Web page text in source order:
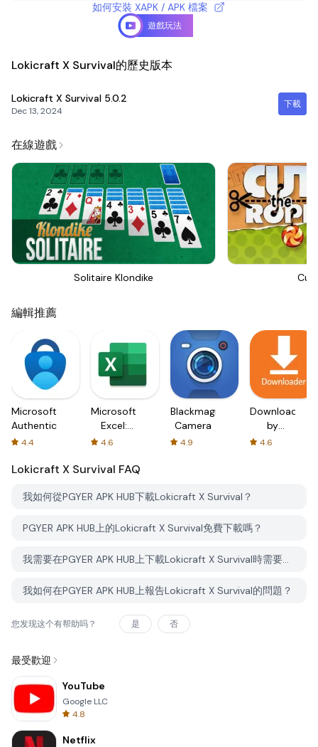
如何安裝 XAPK / APK 檔案
遊戲玩法
Lokicraft X Survival的歷史版本
Lokicraft X Survival 5.0.2
Dec 13, 2024
下載
在線遊戲
Solitaire Klondike Cut
編輯推薦
Microsoft
Authenticator
4.4
Microsoft
Excel:
Spreadsheets
4.6
Blackmagic
Camera
4.9
Downloader
by
AFTVnews
4.6
Lokicraft X Survival FAQ
我如何從PGYER APK HUB下載Lokicraft X Survival？
PGYER APK HUB上的Lokicraft X Survival免費下載嗎？
我需要在PGYER APK HUB上下載Lokicraft X Survival時需要帳戶嗎？
我如何在PGYER APK HUB上報告Lokicraft X Survival的問題？
您发现这个有帮助吗？ 是 否
最受歡迎
YouTube
Google LLC
4.8
Netflix